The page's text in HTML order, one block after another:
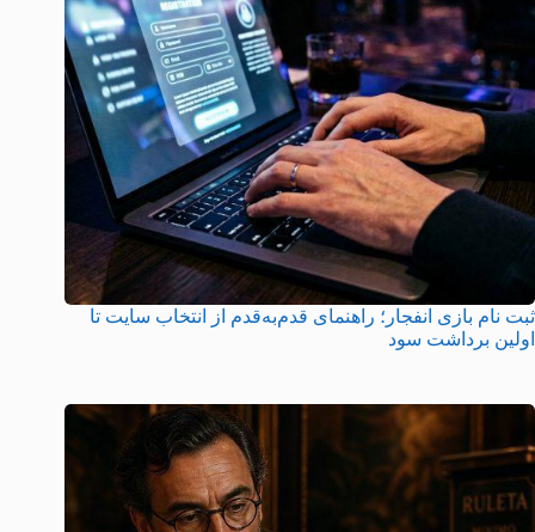
ثبت نام بازی انفجار؛ راهنمای قدم‌به‌قدم از انتخاب سایت تا
اولین برداشت سود